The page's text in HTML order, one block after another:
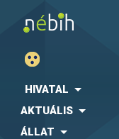
HIVATAL
AKTUÁLIS
ÁLLAT